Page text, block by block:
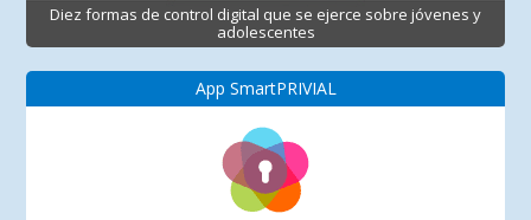
Diez formas de control digital que se ejerce sobre jóvenes y
adolescentes
App SmartPRIVIAL